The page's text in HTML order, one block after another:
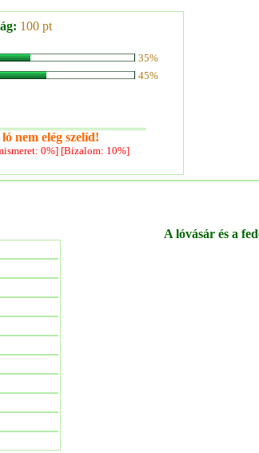
100 pt
35%
45%
nem elég szelíd!
0%] [Bizalom: 10%]
A lóvásár és a